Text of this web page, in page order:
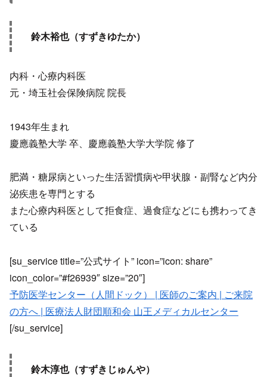
鈴木裕也（すずきゆたか）
内科・心療内科医
元・埼玉社会保険病院 院長
1943年生まれ
慶應義塾大学 卒、慶應義塾大学大学院 修了
肥満・糖尿病といった生活習慣病や甲状腺・副腎など内分
泌疾患を専門とする
また心療内科医として拒食症、過食症などにも携わってき
ている
[su_service title=”公式サイト” icon=”icon: share”
icon_color=”#f26939″ size=”20″]
予防医学センター（人間ドック） | 医師のご案内 | ご来院
の方へ | 医療法人財団順和会 山王メディカルセンター
[/su_service]
鈴木淳也（すずきじゅんや）